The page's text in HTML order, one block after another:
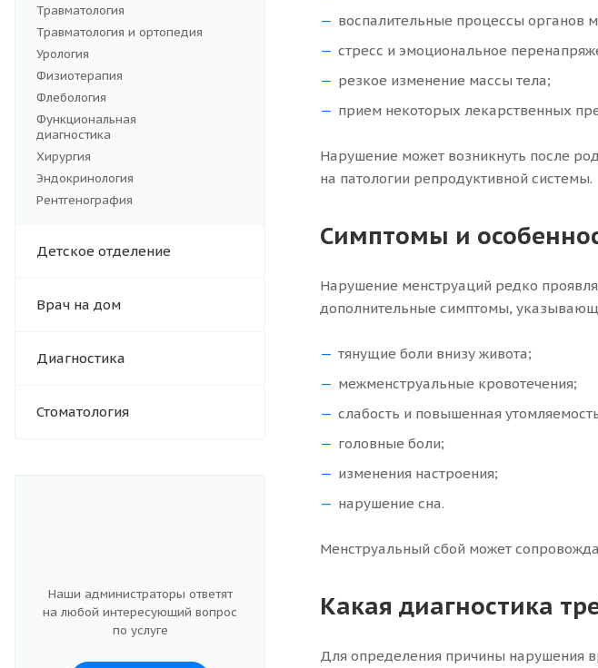
Травматология
Травматология и ортопедия
Урология
Физиотерапия
Флебология
Функциональная
диагностика
Хирургия
Эндокринология
Рентгенография
Детское отделение
Врач на дом
Диагностика
Стоматология
Наши администраторы ответят
на любой интересующий вопрос
по услуге
воспалительные процессы органов
стресс и эмоциональное
резкое изменение массы тела;
прием некоторых лекарственных
Нарушение может возникнуть после
на патологии репродуктивной системы.
Симптомы и
Нарушение менструаций редко
дополнительные симптомы,
тянущие боли внизу живота;
межменструальные кровотечения;
слабость и повышенная
головные боли;
изменения настроения;
нарушение сна.
Менструальный сбой может
Какая диагностика
Для определения причины нарушения